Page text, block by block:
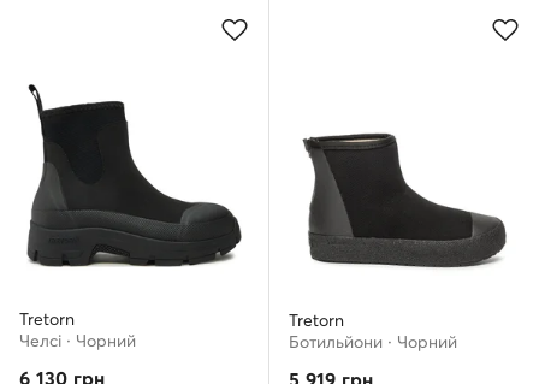
Tretorn
Челсі · Чорний
6 130 грн
Tretorn
Ботильйони · Чорний
5 919 грн